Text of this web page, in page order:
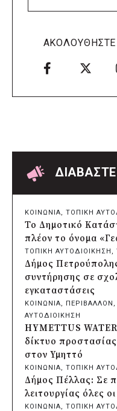
Δήμος Πέλλας: Σε
πριν από 7 ώρες
Δήμος Ελληνικού –
Seoul Smart City
δίκτυο
πριν από 7 ώρες
Δήμος Πατρέων:
φωτιστικών μετά
της Αγυιάς
πριν από 7 ώρες
Δήμος Σαρωνικού:
εκκλησάκι της
Σωτήρος
πριν από 8 ώρες
Περιφέρεια
για την ψηφιακή
επιχειρήσεων
πριν από 8 ώρες
Δήμος Σαρωνικού
ενημερώνουν τους
συνύπαρξη με τις
πριν από 8 ώρες
Δήμος Κυθήρων:
ΚΟΙΝΩΝΙΑ, ΤΟΠΙΚΗ
Το Δημοτικό
πλέον το όνομα
ΤΟΠΙΚΗ ΑΥΤΟΔΙΟΙΚΗΣΗ ,
Δήμος
συντήρησης σε
εγκαταστάσεις
ΚΟΙΝΩΝΙΑ, ΠΕΡΙΒΑΛΛΟΝ ,
ΑΥΤΟΔΙΟΙΚΗΣΗ
HYMETTUS
δίκτυο
στον Υμηττό
ΚΟΙΝΩΝΙΑ, ΤΟΠΙΚΗ
Δήμος Πέλλας: Σε
λειτουργίας όλες
ΚΟΙΝΩΝΙΑ, ΤΟΠΙΚΗ